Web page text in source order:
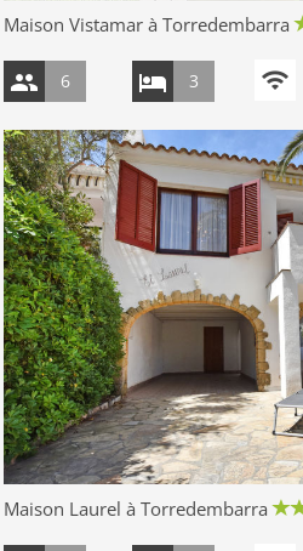
Maison Vistamar à Torredembarra
6 3
Maison Laurel à Torredembarra